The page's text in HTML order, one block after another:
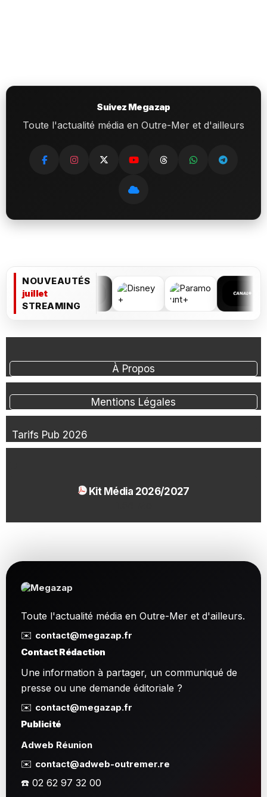
Suivez Megazap
Toute l'actualité média en Outre-Mer et d'ailleurs
NOUVEAUTÉS
juillet
STREAMING
À Propos
Mentions Légales
Tarifs Pub 2026
Kit Média 2026/2027
Toute l'actualité média en Outre-Mer et d'ailleurs.
✉️ contact@megazap.fr
Contact Rédaction
Une information à partager, un communiqué de
presse ou une demande éditoriale ?
✉️ contact@megazap.fr
Publicité
Adweb Réunion
✉️ contact@adweb-outremer.re
☎️ 02 62 97 32 00